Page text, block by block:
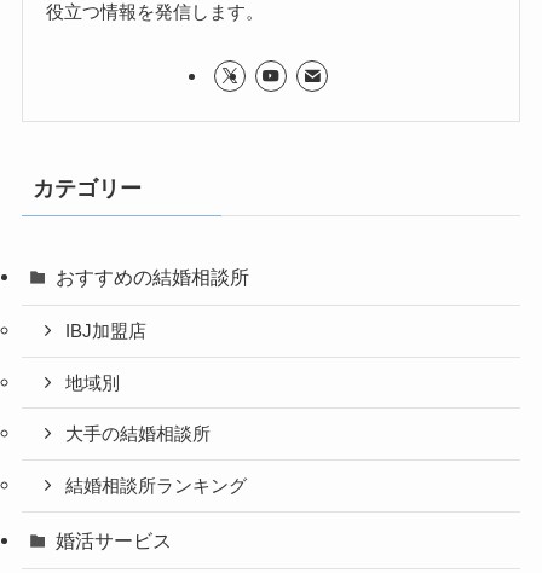
役立つ情報を発信します。
カテゴリー
おすすめの結婚相談所
IBJ加盟店
地域別
大手の結婚相談所
結婚相談所ランキング
婚活サービス